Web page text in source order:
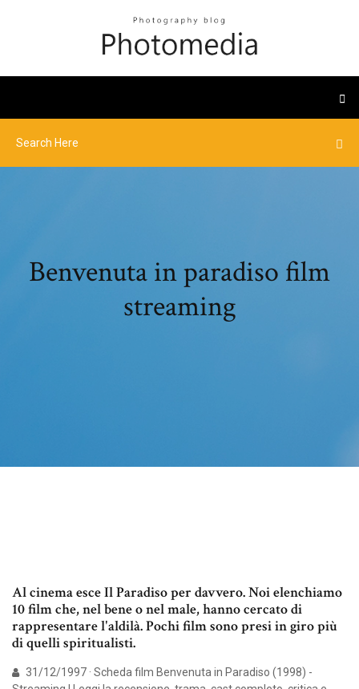
Benvenuta in paradiso film
streaming
Al cinema esce Il Paradiso per davvero. Noi elenchiamo
10 film che, nel bene o nel male, hanno cercato di
rappresentare l'aldilà. Pochi film sono presi in giro più
di quelli spiritualisti.
31/12/1997 · Scheda film Benvenuta in Paradiso (1998) -